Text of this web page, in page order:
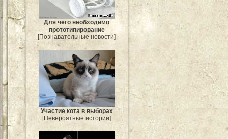
Для чего необходимо
прототипирование
[Познавательные новости]
Участие кота в выборах
[Невероятные истории]